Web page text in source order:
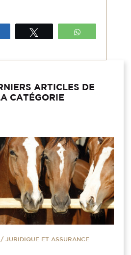
ARTICLES DE
CATÉGORIE
/ JURIDIQUE ET ASSURANCE